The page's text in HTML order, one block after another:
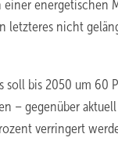
energetischen
letzteres nicht
soll bis 2050 um
– gegenüber
verringert